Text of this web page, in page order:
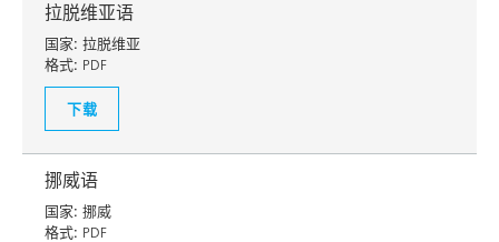
拉脱维亚语
国家: 拉脱维亚
格式: PDF
下载
挪威语
国家: 挪威
格式: PDF